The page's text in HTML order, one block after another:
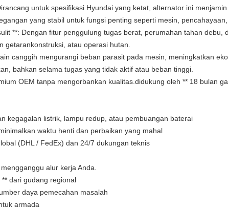
untuk spesifikasi Hyundai yang ketat, alternator ini
yang stabil untuk fungsi penting seperti mesin,
**: Dengan fitur penggulung tugas berat, perumahan tahan debu,
getarankonstruksi, atau operasi hutan.
canggih mengurangi beban parasit pada mesin, meningkatkan
bahkan selama tugas yang tidak aktif atau beban tinggi.
OEM tanpa mengorbankan kualitas.didukung oleh ** 18 bulan
kegagalan listrik, lampu redup, atau pembuangan baterai
waktu henti dan perbaikan yang mahal
(DHL / FedEx) dan 24/7 dukungan teknis
alur kerja Anda.
dari gudang regional
daya pemecahan masalah
armada